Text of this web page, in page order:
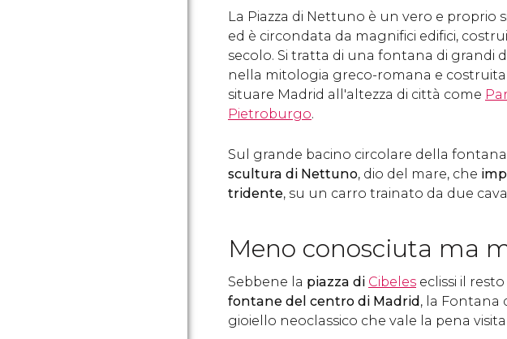
La Piazza di Nettuno è un vero e proprio
ed è circondata da magnifici edifici,
secolo. Si tratta di una fontana di grandi
nella mitologia greco-romana e
situare Madrid all'altezza di città come
Pietroburgo.
Sul grande bacino circolare della fontana
scultura di Nettuno, dio del mare, che
tridente, su un carro trainato da due
Meno conosciuta ma
Sebbene la piazza di Cibeles eclissi il
fontane del centro di Madrid, la Fontana
gioiello neoclassico che vale la pena